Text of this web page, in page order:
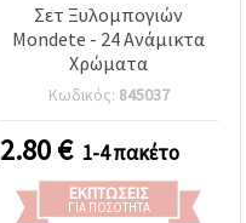
Σετ Ξυλομπογιών
Mondete - 24 Ανάμικτα
Χρώματα
Κωδικός: 845037
2.80€ 1-4 πακέτο
ΕΚΠΤΏΣΕΙΣ
ΓΙΑ ΠΟΣΌΤΗΤΑ